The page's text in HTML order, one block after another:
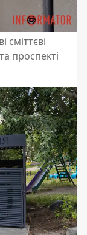
проспекті